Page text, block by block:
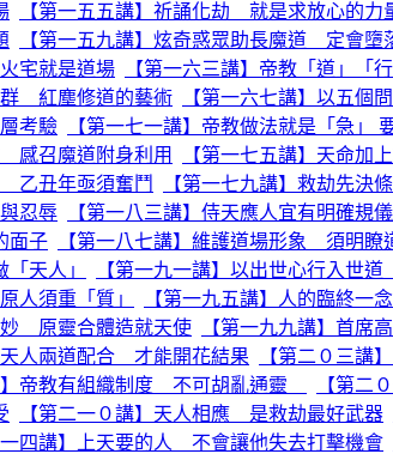
【第一五五講】祈誦化劫 就是求放心的力
【第一五九講】炫奇惑眾助長魔道 定會墮
宅就是道場
【第一六三講】帝教「道」
群 紅塵修道的藝術 【第一六七講】以五個
考驗 【第一七一講】帝教做法就是「急」
感召魔道附身利用 【第一七五講】天命加
乙丑年亟須奮鬥 【第一七九講】救劫先決
忍辱
【第一八三講】侍天應人宜有明確規
面子
【第一八七講】維護道場形象 須明瞭
天人」
【第一九一講】以出世心行入世
人須重「質」 【第一九五講】人的臨終一
妙 原靈合體造就天使 【第一九九講】首席
天人兩道配合 才能開花結果 【第二０三講
】帝教有組織制度 不可胡亂通靈 【第二
【第二一０講】天人相應 是救劫最好武器
一四講】上天要的人 不會讓他失去打擊機會